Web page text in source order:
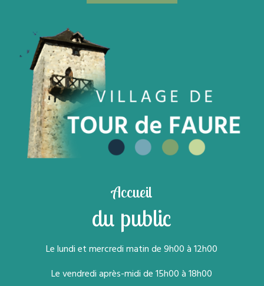
Accueil
du public
Le lundi et mercredi matin de 9h00 à 12h00
Le vendredi après-midi de 15h00 à 18h00